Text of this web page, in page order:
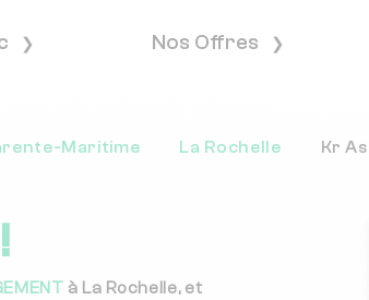
Nos Offres
Maritime La Rochelle Kr
à La Rochelle, et